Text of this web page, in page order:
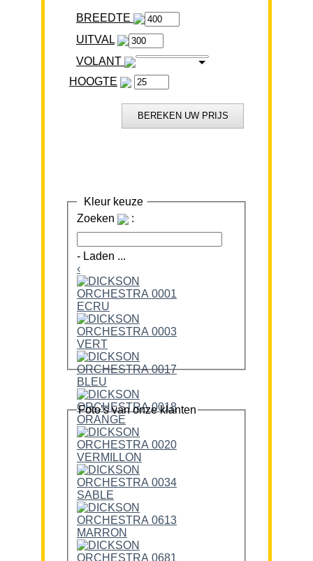
BREEDTE
VOLANT
HOOGTE
Kleur keuze
Zoeken
:
- Laden ...
‹
Foto’s van onze klanten